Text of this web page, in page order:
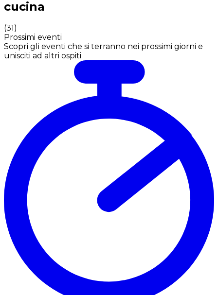
cucina
(31)
Prossimi eventi
Scopri gli eventi che si terranno nei prossimi giorni e
unisciti ad altri ospiti